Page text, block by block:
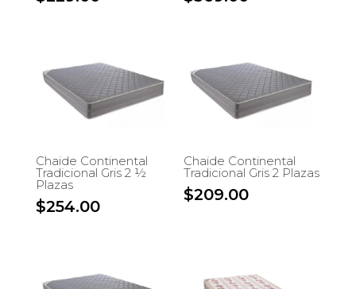
Chaide Continental
Tradicional Gris 2 ½
Plazas
$254.00
Chaide Continental
Tradicional Gris 2 Plazas
$209.00